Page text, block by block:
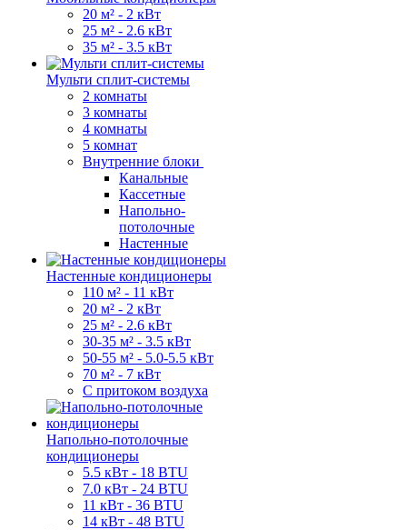
20 м² - 2 кВт
25 м² - 2.6 кВт
35 м² - 3.5 кВт
Мульти сплит-системы
2 комнаты
3 комнаты
4 комнаты
5 комнат
Внутренние блоки
Канальные
Кассетные
Напольно-
потолочные
Настенные
Настенные кондиционеры
110 м² - 11 кВт
20 м² - 2 кВт
25 м² - 2.6 кВт
30-35 м² - 3.5 кВт
50-55 м² - 5.0-5.5 кВт
70 м² - 7 кВт
С притоком воздуха
Напольно-потолочные
кондиционеры
5.5 кВт - 18 BTU
7.0 кВт - 24 BTU
11 кВт - 36 BTU
14 кВт - 48 BTU